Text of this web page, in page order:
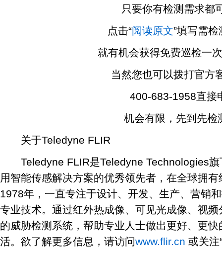
只要你有检测需求都
点击“阅读原文”填写需
就有机会获得免费巡检一次
当然您也可以拨打官方
400-683-1958直接
机会有限，先到先检
关于Teledyne FLIR
Teledyne FLIR是Teledyne Technologies旗
用智能传感解决方案的优秀领先者，在全球拥
1978年，一直专注于设计、开发、生产、营销
专业技术。通过红外热成像、可见光成像、视
的威胁检测系统，帮助专业人士做出更好、更
活。欲了解更多信息，请访问www.flir.cn 或关注